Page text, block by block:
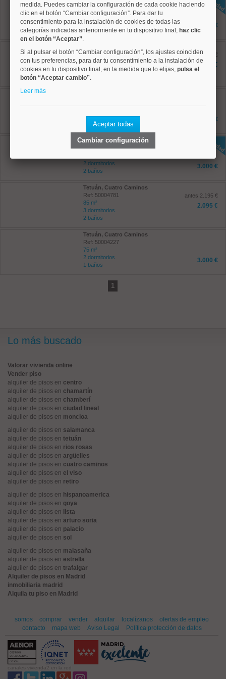
Ref: 50004817
45 m²
1 dormitorios
1 baños
1.295 €
Ref: 50004726
130 m²
2 dormitorios
2 baños
antes 2.950 €
2.500 €
0 dormitorios
1 baños
1.700 €
Salamanca, Recoletos
Ref: 50004825
2 dormitorios
2 baños
3.000 €
Tetuán, Cuatro Caminos
Ref: 50004781
85 m²
3 dormitorios
2 baños
antes 2.195 €
2.095 €
Tetuán, Cuatro Caminos
Ref: 50004227
75 m²
2 dormitorios
1 baños
3.000 €
1
Lo más buscado
Valorar vivienda online
Vender piso
alquiler de pisos en centro
alquiler de pisos en chamartín
alquiler de pisos en chamberí
alquiler de pisos en ciudad lineal
alquiler de pisos en moncloa
alquiler de pisos en salamanca
alquiler de pisos en tetuán
alquiler de pisos en rios rosas
alquiler de pisos en argüelles
alquiler de pisos en cuatro caminos
alquiler de pisos en el viso
alquiler de pisos en retiro
alquiler de pisos en hispanoamerica
alquiler de pisos en goya
alquiler de pisos en lista
alquiler de pisos en arturo soria
alquiler de pisos en palacio
alquiler de pisos en sol
alquiler de pisos en malasaña
alquiler de pisos en estrella
alquiler de pisos en trafalgar
Alquiler de pisos en Madrid
inmobiliaria madrid
Alquila tu piso en Madrid
somos comprar vender alquilar localízanos
ofertas de empleo
contacto
mapa web Aviso Legal Política protección de datos
canales vivienda2 en la red
medida. Puedes cambiar la configuración de cada cookie haciendo
clic en el botón “Cambiar configuración”. Para dar tu
consentimiento para la instalación de cookies de todas las
categorías indicadas anteriormente en tu dispositivo final, haz clic
en el botón “Aceptar”.
Si al pulsar el botón “Cambiar configuración”, los ajustes coinciden
con tus preferencias, para dar tu consentimiento a la instalación de
cookies en tu dispositivo final, en la medida que lo elijas, pulsa el
botón “Aceptar cambio”.
Leer más
Aceptar todas
Cambiar configuración